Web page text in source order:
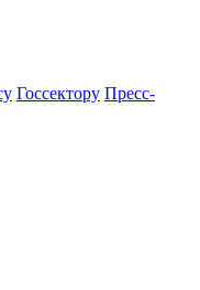
Госсектору Пресс-